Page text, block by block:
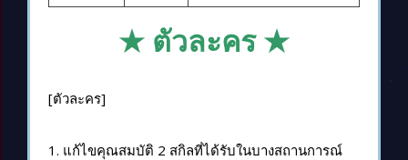
★ ตัวละคร ★
[ตัวละคร]
1. แก้ไขคุณสมบัติ 2 สกิลที่ได้รับในบางสถานการณ์